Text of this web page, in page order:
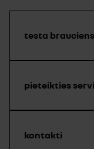
testa brauciens
pieteikties
kontakti